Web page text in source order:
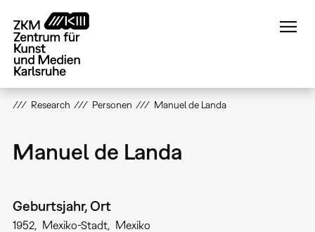
zum
Inhalt
Research Personen Manuel de Landa
Manuel de Landa
Geburtsjahr, Ort
1952 Mexiko-Stadt Mexiko